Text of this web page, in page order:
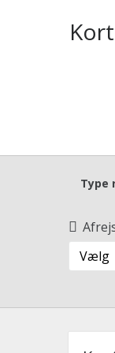
Kort
Type
Vælg